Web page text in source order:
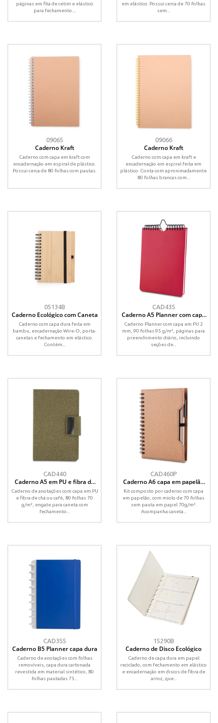
páginas em fita de cetim e elástico
para fechamento....
em elástico. Possui cerca de 70 folhas
sem...
09065
Caderno Kraft
Caderno com capa em kraft com
encadernação em espiral de plástico.
Possui cerca de 80 folhas com pautas.
09066
Caderno Kraft
Caderno com capa em kraft e
encadernação em espiral feita em
plástico. Conta com aproximadamente
80 folhas brancas com...
05134B
Caderno Ecológico com Caneta
Caderno com capa dura feita em
bambu, encadernação Wire-O, porta-
canetas e fechamento em elástico.
Contém...
CAD435
Caderno A5 Planner com capa
Caderno Planner com capa em PU 2
mm, 90 folhas 95 g/m², páginas para
preenchimento diário, incluindo
seções de...
CAD440
Caderno A5 em PU e fibra de
café ou chá
Caderno de anotações com capa em PU
e fibra de chá ou café, 80 folhas 70
g/m², engate para caneta com
fechamento...
CAD460P
Caderno A6 capa em papelão
reciclado com caneta
Kit composto por caderno com capa
em papelão, com miolo de 70 folhas
sem pauta em papel 70g/m².
Acompanha caneta...
CAD355
Caderno B5 Planner capa dura
Caderno de anotações com folhas
removíveis, capa dura cartonada
revestida em material sintético, 80
folhas pautadas 75...
15290B
Caderno de Disco Ecológico
Caderno de capa dura em papel
reciclado, com fechamento em elástico
e encadernação em discos de fibra de
arroz, que...